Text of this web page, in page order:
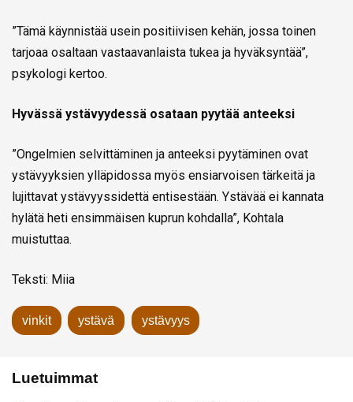
”Tämä käynnistää usein positiivisen kehän, jossa toinen
tarjoaa osaltaan vastaavanlaista tukea ja hyväksyntää”,
psykologi kertoo.
Hyvässä ystävyydessä osataan pyytää anteeksi
”Ongelmien selvittäminen ja anteeksi pyytäminen ovat
ystävyyksien ylläpidossa myös ensiarvoisen tärkeitä ja
lujittavat ystävyyssidettä entisestään. Ystävää ei kannata
hylätä heti ensimmäisen kuprun kohdalla”, Kohtala
muistuttaa.
Teksti: Miia
vinkit ystävä ystävyys
Luetuimmat